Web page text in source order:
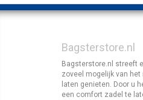
Bagsterstore.nl
Bagsterstore.nl streeft
zoveel mogelijk van
laten genieten. Door u
een comfort zadel te